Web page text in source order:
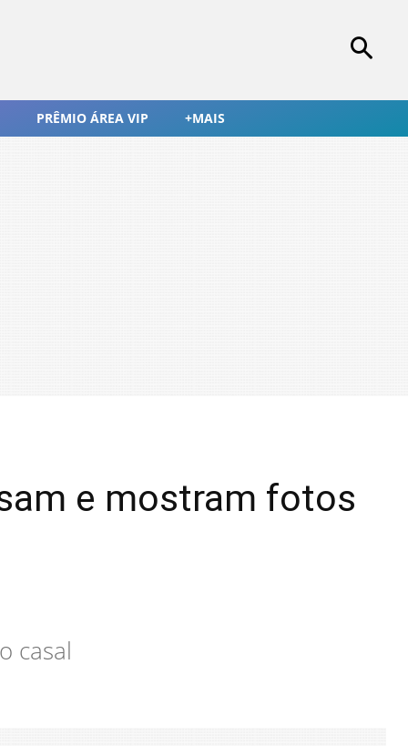
PRÊMIO ÁREA VIP +MAIS
e mostram fotos
casal